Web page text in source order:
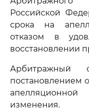
Российской
срока на
отказом в
восстановлении
Арбитражный
постановлением
изменения.